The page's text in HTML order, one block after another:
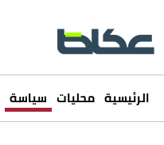
الرئيسية محليات سياسة